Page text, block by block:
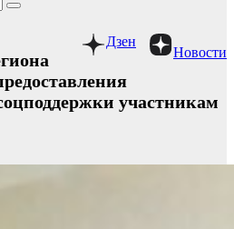
Новости
Дзен
участникам